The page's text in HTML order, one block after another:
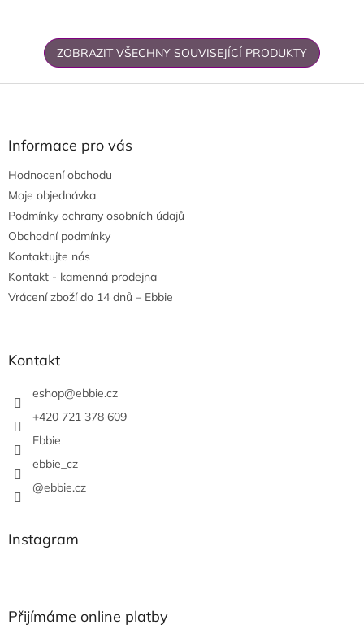
ZOBRAZIT VŠECHNY SOUVISEJÍCÍ PRODUKTY
Z
Informace pro vás
Hodnocení obchodu
Moje objednávka
Podmínky ochrany osobních údajů
Obchodní podmínky
Kontaktujte nás
Kontakt - kamenná prodejna
Vrácení zboží do 14 dnů – Ebbie
Kontakt
eshop@ebbie.cz
+420 721 378 609
Ebbie
ebbie_cz
@ebbie.cz
Instagram
Přijímáme online platby